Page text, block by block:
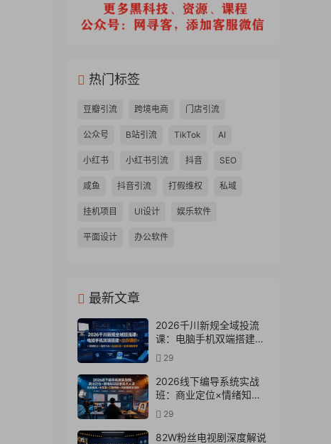
热门标签
豆瓣引流 跨境电商 门店引流
公众号 B站引流 TikTok AI
小红书 小红书引流 抖音 SEO
咸鱼 抖音引流 打假维权 私域
挂机项目 UI设计 娱乐软件
平面设计 办公软件
最新文章
2026千川新规全域投流
课：电脑手机双端搭建×
出价调价×素材优化×赔付
卡点×起量权重×全套落地
教学
29
2026线下编导系统实战
班：商业定位×情绪知识
获客观点人设五类脚本
×AI文案×口播拍摄×抖加
投放全链路
29
82W粉丝电视剧深度解说